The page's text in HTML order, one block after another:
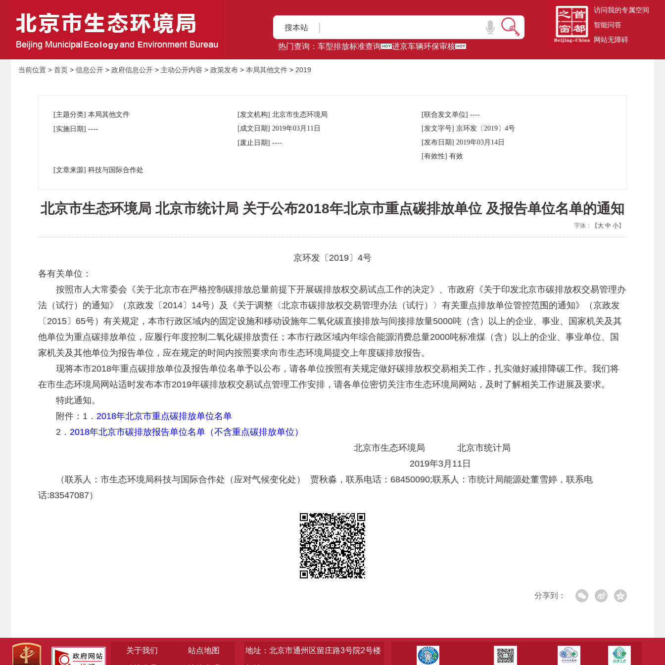
搜本站
热门查询： 车型排放标准查询 进京车辆环保审核
访问我的专属空间
智能问答
网站无障碍
当前位置 > 首页 > 信息公开 > 政府信息公开 > 主动公开内容 > 政策发布 > 本局其他文件 > 2019
[主题分类] 本局其他文件 [发文机构] 北京市生态环境局
[联合发文单位] ----
[实施日期] ---- [成文日期] 2019年03月11日
[发文字号] 京环发〔2019〕4号
[废止日期]----
[发布日期] 2019年03月14日
[有效性] 有效
[文章来源] 科技与国际合作处
北京市生态环境局 北京市统计局 关于公布2018年北京市重点碳排放单位 及报告单位名单的通知
字体：【 大 中 小】
京环发〔2019〕4号
各有关单位：
按照市人大常委会《关于北京市在严格控制碳排放总量前提下开展碳排放权交易试点工作的决定》、市政府《关于印发北京市碳排放权交易管理办
法（试行）的通知》（京政发〔2014〕14号）及《关于调整〈北京市碳排放权交易管理办法（试行）〉有关重点排放单位管控范围的通知》（京政发
〔2015〕65号）有关规定，本市行政区域内的固定设施和移动设施年二氧化碳直接排放与间接排放量5000吨（含）以上的企业、事业、国家机关及其
他单位为重点碳排放单位，应履行年度控制二氧化碳排放责任；本市行政区域内年综合能源消费总量2000吨标准煤（含）以上的企业、事业单位、国
家机关及其他单位为报告单位，应在规定的时间内按照要求向市生态环境局提交上年度碳排放报告。
现将本市2018年重点碳排放单位及报告单位名单予以公布，请各单位按照有关规定做好碳排放权交易相关工作，扎实做好减排降碳工作。我们将
在市生态环境局网站适时发布本市2019年碳排放权交易试点管理工作安排，请各单位密切关注市生态环境局网站，及时了解相关工作进展及要求。
特此通知。
附件：1． 2018年北京市重点碳排放单位名单
2． 2018年北京市碳排放报告单位名单（不含重点碳排放单位）
北京市生态环境局 北京市统计局
2019年3月11日
（联系人：市生态环境局科技与国际合作处（应对气候变化处） 贾秋淼，联系电话：68450090;联系人：市统计局能源处董雪婷，联系电
话:83547087）
分享到：
关于我们 站点地图 地址：北京市通州区留庄路3号院2号楼